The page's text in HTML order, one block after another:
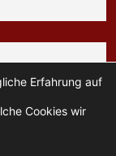
Erfahrung auf
Cookies wir